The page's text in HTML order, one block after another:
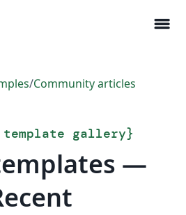
menu
/Community articles
gallery}
—